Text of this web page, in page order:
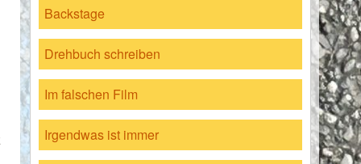
Backstage
Drehbuch schreiben
Im falschen Film
Irgendwas ist immer